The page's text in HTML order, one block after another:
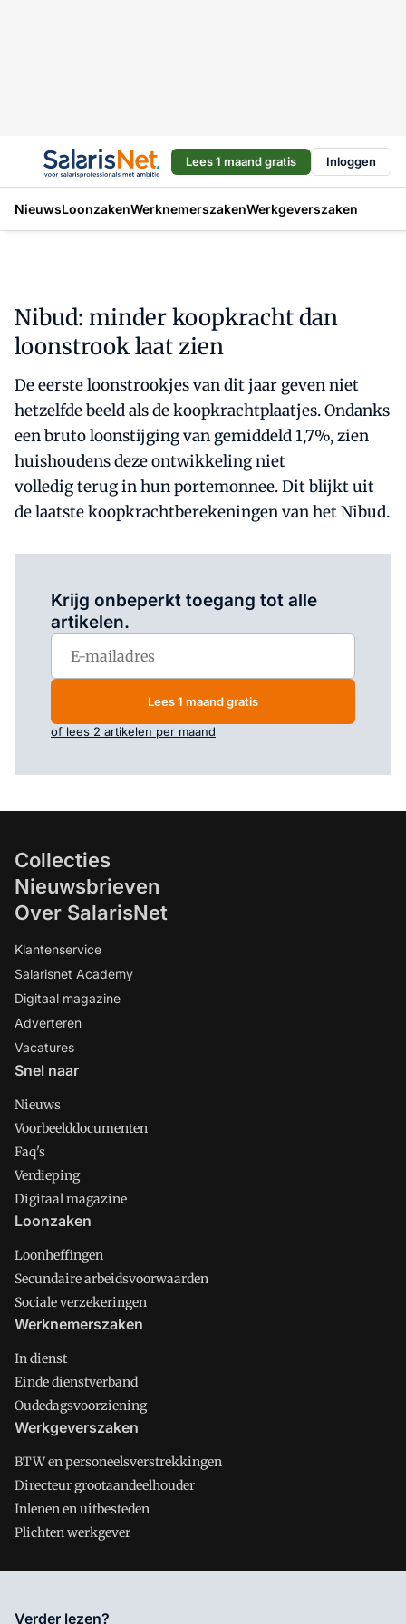
Lees 1 maand gratis Inloggen
NieuwsLoonzakenWerknemerszakenWerkgeverszaken
Nibud: minder koopkracht dan
loonstrook laat zien
De eerste loonstrookjes van dit jaar geven niet
hetzelfde beeld als de koopkrachtplaatjes. Ondanks
een bruto loonstijging van gemiddeld 1,7%, zien
huishoudens deze ontwikkeling niet
volledig terug in hun portemonnee. Dit blijkt uit
de laatste koopkrachtberekeningen van het Nibud.
Krijg onbeperkt toegang tot alle
artikelen.
Lees 1 maand gratis
of lees 2 artikelen per maand
Collecties
Nieuwsbrieven
Over SalarisNet
Klantenservice
Salarisnet Academy
Digitaal magazine
Adverteren
Vacatures
Snel naar
Nieuws
Voorbeelddocumenten
Faq's
Verdieping
Digitaal magazine
Loonzaken
Loonheffingen
Secundaire arbeidsvoorwaarden
Sociale verzekeringen
Werknemerszaken
In dienst
Einde dienstverband
Oudedagsvoorziening
Werkgeverszaken
BTW en personeelsverstrekkingen
Directeur grootaandeelhouder
Inlenen en uitbesteden
Plichten werkgever
Salarisnet is onderdeel van VMN media. Lees in
Verder lezen?